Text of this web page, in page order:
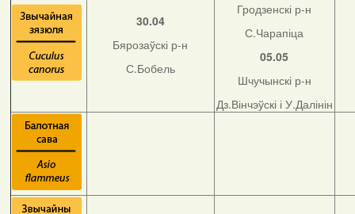
30.04
Бярозаўскі р-н
С.Бобель
Гродзенскі р-н
С.Чарапіца
05.05
Шчучынскі р-н
Дз.Вінчэўскі і У.Далінін